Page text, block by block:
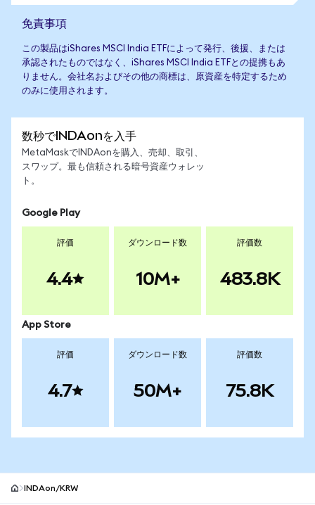
免責事項
この製品はiShares MSCI India ETFによって発行、後援、または
承認されたものではなく、iShares MSCI India ETFとの提携もあ
りません。会社名およびその他の商標は、原資産を特定するため
のみに使用されます。
数秒でINDAonを入手
MetaMaskでINDAonを購入、売却、取引、
スワップ。最も信頼される暗号資産ウォレッ
ト。
Google Play
評価
4.4
ダウンロード数
10M+
評価数
483.8K
App Store
評価
4.7
ダウンロード数
50M+
評価数
75.8K
INDAon/KRW